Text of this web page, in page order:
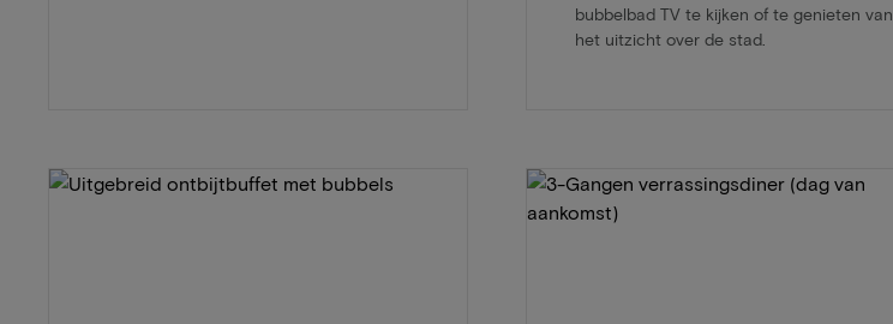
bubbelbad TV te kijken of te genieten van
het uitzicht over de stad.